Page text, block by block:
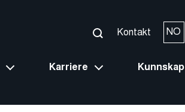
Kontakt NO
Karriere Kunnskap